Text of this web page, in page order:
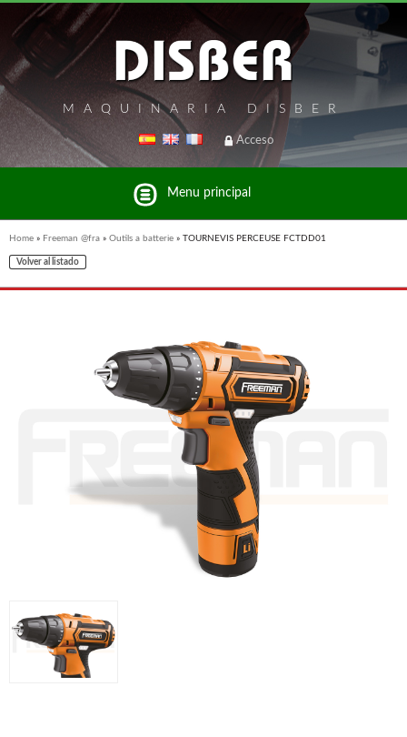
MAQUINARIA DISBER
Acceso
Menu principal
Liste des marques et produits du groupe Disber
BRICO OK @FRA
UNICAIR @FRA
Offres et Opportunités
Home » Freeman @fra » Outils a batterie » TOURNEVIS PERCEUSE FCTDD01
Volver al listado